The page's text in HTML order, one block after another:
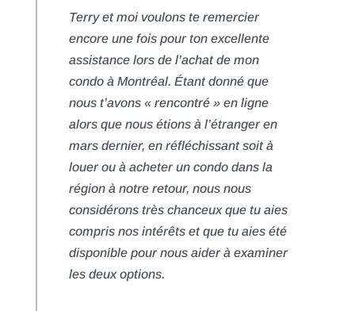
Terry et moi voulons te remercier
encore une fois pour ton excellente
assistance lors de l’achat de mon
condo à Montréal. Étant donné que
nous t’avons « rencontré » en ligne
alors que nous étions à l’étranger en
mars dernier, en réfléchissant soit à
louer ou à acheter un condo dans la
région à notre retour, nous nous
considérons très chanceux que tu aies
compris nos intérêts et que tu aies été
disponible pour nous aider à examiner
les deux options.